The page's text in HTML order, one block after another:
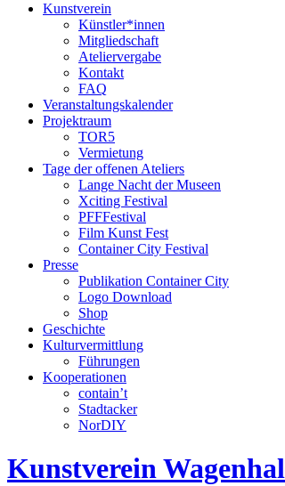
Kunstverein
Künstler*innen
Mitgliedschaft
Ateliervergabe
Kontakt
FAQ
Veranstaltungskalender
Projektraum
TOR5
Vermietung
Tage der offenen Ateliers
Lange Nacht der Museen
Xciting Festival
PFFFestival
Film Kunst Fest
Container City Festival
Presse
Publikation Container City
Logo Download
Shop
Geschichte
Kulturvermittlung
Führungen
Kooperationen
contain’t
Stadtacker
NorDIY
Kunstverein